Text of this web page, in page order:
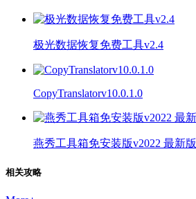
极光数据恢复免费工具v2.4
CopyTranslatorv10.0.1.0
燕秀工具箱免安装版v2022 最新版
相关攻略